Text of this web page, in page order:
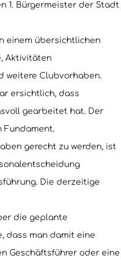
1. Bürgermeister der Stadt
einem übersichtlichen
Aktivitäten
weitere Clubvorhaben.
ersichtlich, dass
gearbeitet hat. Der
Fundament.
gerecht zu werden, ist
Die derzeitige
die geplante
dass man damit eine
Geschäftsführer oder eine